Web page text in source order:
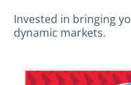
Invested in bringing
dynamic markets.